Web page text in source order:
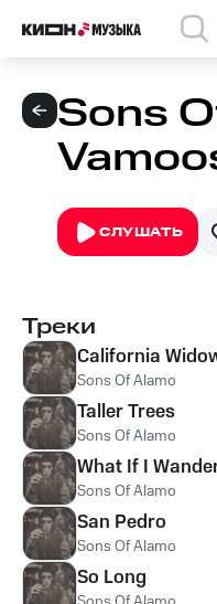
Sons
СЛУШАТЬ
Треки
California
Sons Of Alamo
Taller Trees
Sons Of Alamo
What If I
Sons Of Alamo
San Pedro
Sons Of Alamo
So Long